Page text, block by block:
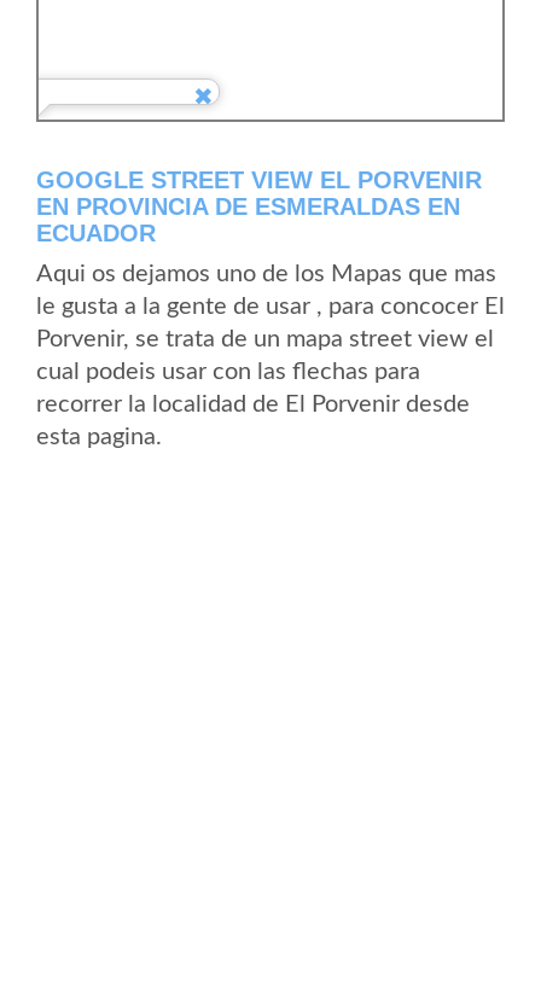
GOOGLE STREET VIEW EL PORVENIR
EN PROVINCIA DE ESMERALDAS EN
ECUADOR
Aqui os dejamos uno de los Mapas que mas
le gusta a la gente de usar , para concocer El
Porvenir, se trata de un mapa street view el
cual podeis usar con las flechas para
recorrer la localidad de El Porvenir desde
esta pagina.